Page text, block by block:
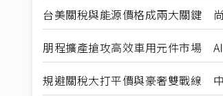
台美關稅與能源價格成兩大關鍵
朋程擴產搶攻高效車用元件市場
規避關稅大打平價與豪奢雙戰線